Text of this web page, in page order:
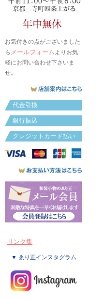
お気付きの点がございました
ら メールフォームよりお気
軽にお問い合わせ下さいま
せ。
代金引換
銀行振込
クレジットカード払い
リンク集
▼ ゑり正インスタグラム